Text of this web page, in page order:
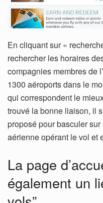
En cliquant sur «
rechercher les horaires
compagnies membres de
1300 aéroports dans le
qui correspondent le
trouvé la bonne liaison, il
proposé pour basculer
aérienne opérant le vol et
La page
également un